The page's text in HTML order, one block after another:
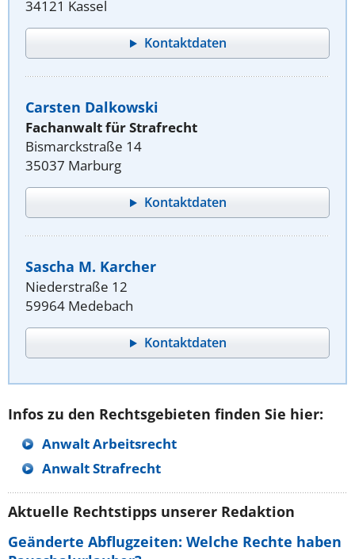
34121 Kassel
Kontaktdaten
Carsten Dalkowski
Fachanwalt für Strafrecht
Bismarckstraße 14
35037 Marburg
Kontaktdaten
Sascha M. Karcher
Niederstraße 12
59964 Medebach
Kontaktdaten
Infos zu den Rechtsgebieten finden Sie hier:
Anwalt Arbeitsrecht
Anwalt Strafrecht
Aktuelle Rechtstipps unserer Redaktion
Geänderte Abflugzeiten: Welche Rechte haben